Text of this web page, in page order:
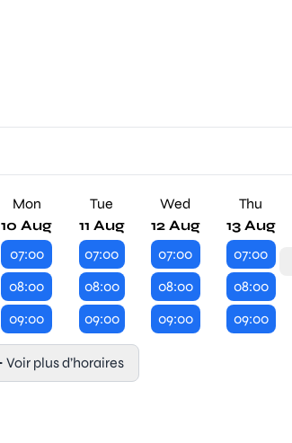
Mon
10 Aug
07:00
08:00
09:00
Tue
11 Aug
07:00
08:00
09:00
Wed
12 Aug
07:00
08:00
09:00
Thu
13 Aug
07:00
08:00
09:00
Voir plus d’horaires